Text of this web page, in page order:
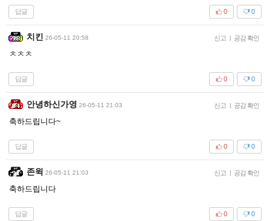
답글 0
0
치킨 26-05-11 20:58 신고 | 공감 확인
ㅊㅊㅊ
답글 0
0
안녕하신가영 26-05-11 21:03 신고 | 공감 확인
축하드립니다~
답글 0
0
존윅 26-05-11 21:03 신고 | 공감 확인
축하드립니다
답글 0
0